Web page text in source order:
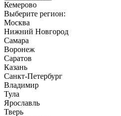
Кемерово
Выберите регион:
Москва
Нижний Новгород
Самара
Воронеж
Саратов
Казань
Санкт-Петербург
Владимир
Тула
Ярославль
Тверь